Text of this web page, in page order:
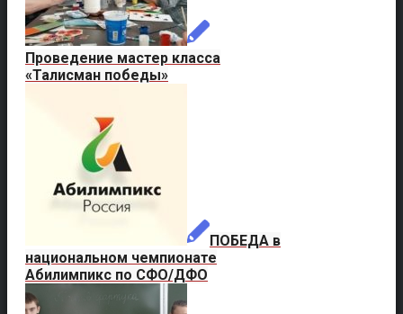
Проведение мастер класса
«Талисман победы»
ПОБЕДА в
национальном чемпионате
Абилимпикс по СФО/ДФО